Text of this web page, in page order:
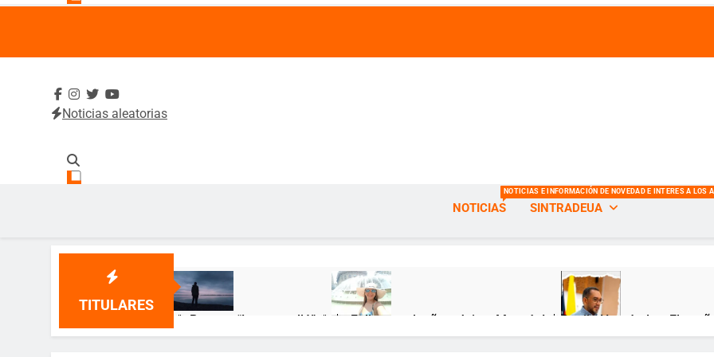
Noticias aleatorias
NOTICIAS
NOTICIAS E INFORMACIÓN DE NOVEDAD E INTERES A LOS
SINTRADEUA
TITULARES
🌹 Poema: “Lo que callé” 🌹
12 Meses Atrás
🎂 ¡Feliz cumpleaños, Jeimy Munzón! 🎂
12 Meses Atrás
Danilo Hernández: El
12 Meses Atrás